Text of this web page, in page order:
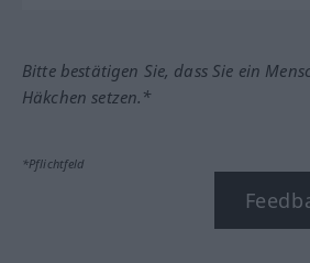
Bitte bestätigen Sie, dass Sie ein
Häkchen setzen.*
*Pflichtfeld